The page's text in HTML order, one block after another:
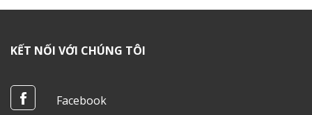
KẾT NỐI VỚI CHÚNG TÔI
Facebook